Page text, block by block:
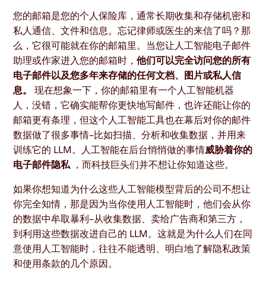
您的邮箱是您的个人保险库，通常长期收集和存储机密和
私人通信、文件和信息。忘记律师或医生的来信了吗？那
么，它很可能就在你的邮箱里。当您让人工智能电子邮件
助理或作家进入您的邮箱时，他们可以完全访问您的所有
电子邮件以及您多年来存储的任何文档、图片或私人信
息。
现在想象一下，你的邮箱里有一个人工智能机器
人，没错，它确实能帮你更快地写邮件，也许还能让你的
邮箱更有条理，但这个人工智能工具也在幕后对你的邮件
数据做了很多事情–比如扫描、分析和收集数据，并用来
训练它的 LLM。人工智能在后台悄悄做的事情威胁着你的
电子邮件隐私，而科技巨头们并不想让你知道这些。
如果你想知道为什么这些人工智能模型背后的公司不想让
你完全知情，那是因为当你使用人工智能时，他们会从你
的数据中牟取暴利–从收集数据、卖给广告商和第三方，
到利用这些数据改进自己的 LLM。这就是为什么人们在同
意使用人工智能时，往往不能透明、明白地了解隐私政策
和使用条款的几个原因。